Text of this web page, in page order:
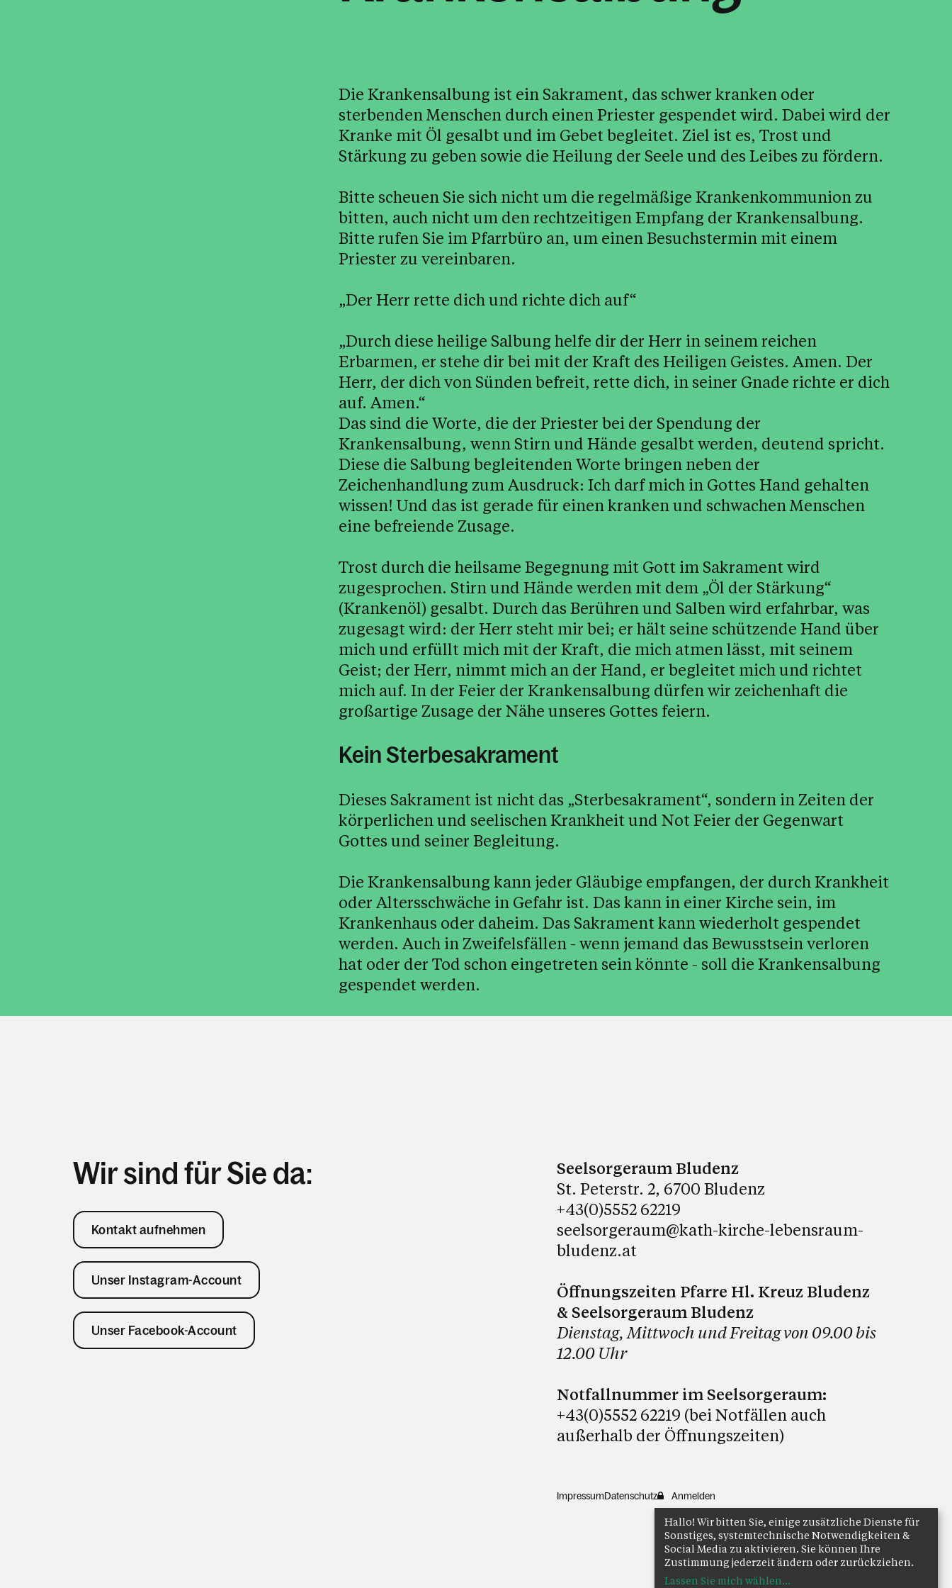
Die Krankensalbung ist ein Sakrament, das schwer kranken oder
sterbenden Menschen durch einen Priester gespendet wird. Dabei wird der
Kranke mit Öl gesalbt und im Gebet begleitet. Ziel ist es, Trost und
Stärkung zu geben sowie die Heilung der Seele und des Leibes zu fördern.
Bitte scheuen Sie sich nicht um die regelmäßige Krankenkommunion zu
bitten, auch nicht um den rechtzeitigen Empfang der Krankensalbung.
Bitte rufen Sie im Pfarrbüro an, um einen Besuchstermin mit einem
Priester zu vereinbaren.
„Der Herr rette dich und richte dich auf“
„Durch diese heilige Salbung helfe dir der Herr in seinem reichen
Erbarmen, er stehe dir bei mit der Kraft des Heiligen Geistes. Amen. Der
Herr, der dich von Sünden befreit, rette dich, in seiner Gnade richte er dich
auf. Amen.“
Das sind die Worte, die der Priester bei der Spendung der
Krankensalbung, wenn Stirn und Hände gesalbt werden, deutend spricht.
Diese die Salbung begleitenden Worte bringen neben der
Zeichenhandlung zum Ausdruck: Ich darf mich in Gottes Hand gehalten
wissen! Und das ist gerade für einen kranken und schwachen Menschen
eine befreiende Zusage.
Trost durch die heilsame Begegnung mit Gott im Sakrament wird
zugesprochen. Stirn und Hände werden mit dem „Öl der Stärkung“
(Krankenöl) gesalbt. Durch das Berühren und Salben wird erfahrbar, was
zugesagt wird: der Herr steht mir bei; er hält seine schützende Hand über
mich und erfüllt mich mit der Kraft, die mich atmen lässt, mit seinem
Geist; der Herr, nimmt mich an der Hand, er begleitet mich und richtet
mich auf. In der Feier der Krankensalbung dürfen wir zeichenhaft die
großartige Zusage der Nähe unseres Gottes feiern.
Kein Sterbesakrament
Dieses Sakrament ist nicht das „Sterbesakrament“, sondern in Zeiten der
körperlichen und seelischen Krankheit und Not Feier der Gegenwart
Gottes und seiner Begleitung.
Die Krankensalbung kann jeder Gläubige empfangen, der durch Krankheit
oder Altersschwäche in Gefahr ist. Das kann in einer Kirche sein, im
Krankenhaus oder daheim. Das Sakrament kann wiederholt gespendet
werden. Auch in Zweifelsfällen - wenn jemand das Bewusstsein verloren
hat oder der Tod schon eingetreten sein könnte - soll die Krankensalbung
gespendet werden.
Wir sind für Sie da:
Kontakt aufnehmen
Unser Instagram-Account
Unser Facebook-Account
Seelsorgeraum Bludenz
St. Peterstr. 2, 6700 Bludenz
+43(0)5552 62219
seelsorgeraum@kath-kirche-lebensraum-
bludenz.at
Öffnungszeiten Pfarre Hl. Kreuz Bludenz
& Seelsorgeraum Bludenz
Dienstag, Mittwoch und Freitag von 09.00 bis
12.00 Uhr
Notfallnummer im Seelsorgeraum:
+43(0)5552 62219 (bei Notfällen auch
außerhalb der Öffnungszeiten)
ImpressumDatenschutz Anmelden
Hallo! Wir bitten Sie, einige zusätzliche Dienste für
Sonstiges, systemtechnische Notwendigkeiten &
Social Media zu aktivieren. Sie können Ihre
Zustimmung jederzeit ändern oder zurückziehen.
Lassen Sie mich wählen...